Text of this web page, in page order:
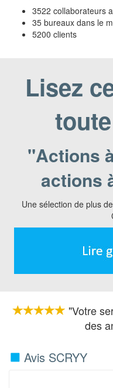
3522 collaborateurs
35 bureaux dans le
5200 clients
Lisez
"Actions
actions
Une sélection de plus
"Votre
des
Avis SCRYY